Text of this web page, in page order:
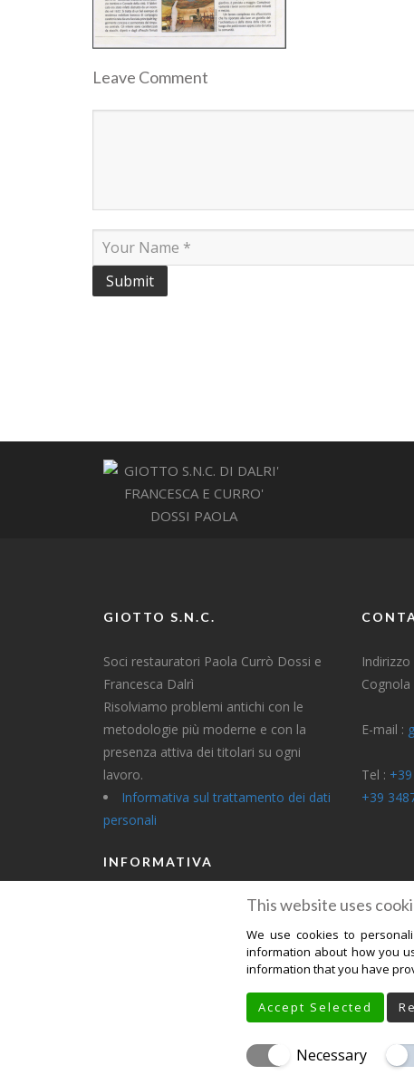
Leave Comment
GIOTTO S.N.C.
Soci restauratori Paola Currò Dossi e
Francesca Dalrì
Risolviamo problemi antichi con le
metodologie più moderne e con la
presenza attiva dei titolari su ogni
lavoro.
Informativa sul trattamento dei dati
personali
Indirizzo
E-mail :
Tel :
+39
INFORMATIVA
Informativa Privacy Per Clienti
Informativa Privacy Per Fornitori
CHI SIAMO SERVIZI
CONTATTI PRIVACY
This website uses
We use cookies to
information about how you
information that you have
Accept Selected
Necessary